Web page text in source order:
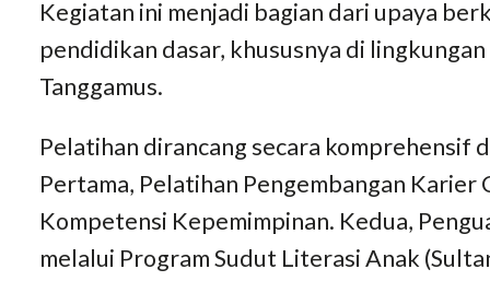
Kegiatan ini menjadi bagian dari upaya
pendidikan dasar, khususnya di
Tanggamus.
Pelatihan dirancang secara komprehensif
Pertama, Pelatihan Pengembangan Karier
Kompetensi Kepemimpinan. Kedua,
melalui Program Sudut Literasi Anak